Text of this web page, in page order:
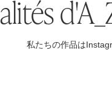
私たちの作品は